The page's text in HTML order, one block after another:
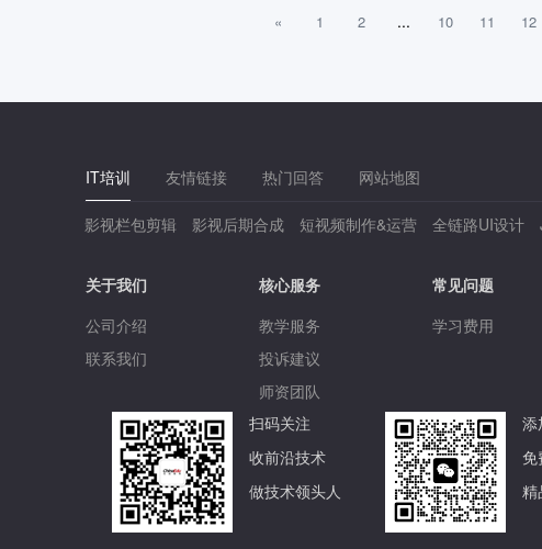
« 1 2 ... 10 11 12
IT培训 友情链接 热门回答 网站地图
影视栏包剪辑 影视后期合成 短视频制作&运营 全链路UI设计
关于我们 核心服务
常见问题
公司介绍
教学服务
学习费用
联系我们
投诉建议
师资团队
扫码关注
收前沿技术
做技术领头人
添
免
精